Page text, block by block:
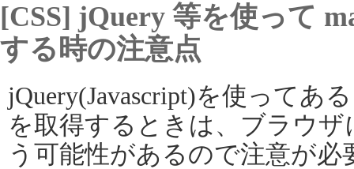
[CSS] jQuery 等を使って
する時の注意点
jQuery(Javascript)を使ってあ
を取得するときは、ブラウ
う可能性があるので注意が